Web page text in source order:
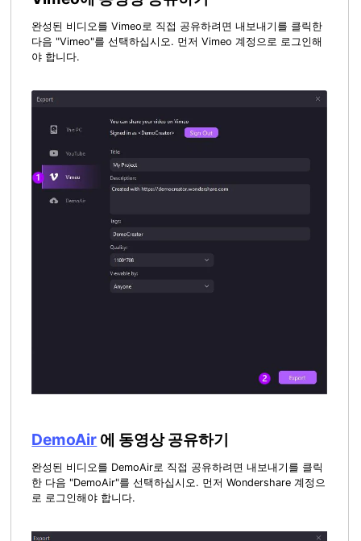
완성된 비디오를 Vimeo로 직접 공유하려면 내보내기를 클릭한
다음 "Vimeo"를 선택하십시오. 먼저 Vimeo 계정으로 로그인해
야 합니다.
DemoAir 에 동영상 공유하기
완성된 비디오를 DemoAir로 직접 공유하려면 내보내기를 클릭
한 다음 "DemoAir"를 선택하십시오. 먼저 Wondershare 계정으
로 로그인해야 합니다.